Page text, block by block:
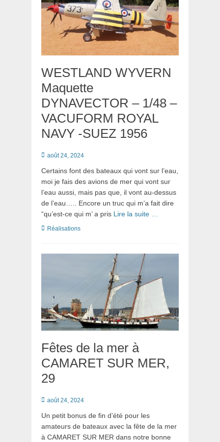
WESTLAND WYVERN
Maquette
DYNAVECTOR – 1/48 –
VACUFORM ROYAL
NAVY -SUEZ 1956
Posté
août 24, 2024
Certains font des bateaux qui vont sur l’eau,
moi je fais des avions de mer qui vont sur
l’eau aussi, mais pas que, il vont au-dessus
de l’eau….. Encore un truc qui m’a fait dire
“qu’est-ce qui m’ a pris Lire la suite …
Catégories
Réalisations
Fêtes de la mer à
CAMARET SUR MER,
29
Posté
août 24, 2024
Un petit bonus de fin d’été pour les
amateurs de bateaux avec la fête de la mer
à CAMARET SUR MER dans notre bonne